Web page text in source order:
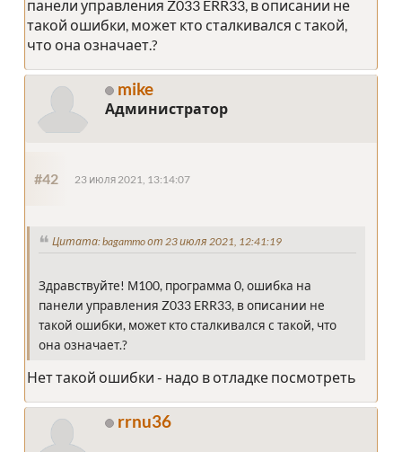
панели управления Z033 ERR33, в описании не
такой ошибки, может кто сталкивался с такой,
что она означает.?
mike
Администратор
#42 23 июля 2021, 13:14:07
Цитата: bagammo от 23 июля 2021, 12:41:19
Здравствуйте! М100, программа 0, ошибка на
панели управления Z033 ERR33, в описании не
такой ошибки, может кто сталкивался с такой, что
она означает.?
Нет такой ошибки - надо в отладке посмотреть
rrnu36